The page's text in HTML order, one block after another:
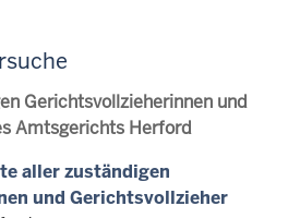
Gerichtsvollzieherinnen und
Amtsgerichts Herford
aller zuständigen
und Gerichtsvollzieher